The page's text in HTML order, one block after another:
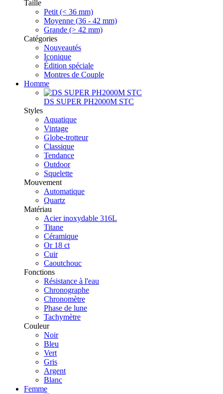
Taille
Petit (< 36 mm)
Moyenne (36 - 42 mm)
Grande (> 42 mm)
Catégories
Nouveautés
Iconique
Édition spéciale
Montres de Couple
Homme
DS SUPER PH2000M STC
Styles
Aquatique
Vintage
Globe-trotteur
Classique
Tendance
Outdoor
Squelette
Mouvement
Automatique
Quartz
Matériau
Acier inoxydable 316L
Titane
Céramique
Or 18 ct
Cuir
Caoutchouc
Fonctions
Résistance à l'eau
Chronographe
Chronomètre
Phase de lune
Tachymètre
Couleur
Noir
Bleu
Vert
Gris
Argent
Blanc
Femme